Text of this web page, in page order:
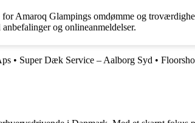
Amaroq Glampings omdømme og
og onlineanmeldelser.
• Super Dæk Service – Aalborg Syd •